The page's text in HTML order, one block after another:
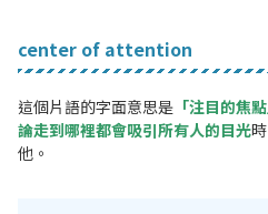
center of attention
這個片語的字面意思是 「注目的焦點
論走到哪裡都會吸引所有人的目光
他。